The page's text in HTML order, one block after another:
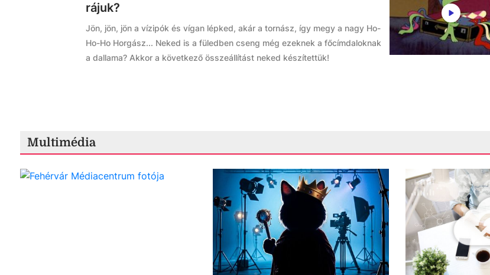
rájuk?
Jön, jön, jön a vízipók és vígan lépked, akár a tornász, így megy a nagy Ho-
Ho-Ho Horgász... Neked is a füledben cseng még ezeknek a főcímdaloknak
a dallama? Akkor a következő összeállítást neked készítettük!
Multimédia